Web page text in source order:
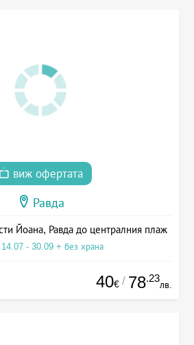
виж офертата
Равда
Йоана, Равда до централния плаж
14.07 - 30.09 + без храна
40€ / 78.23
лв.